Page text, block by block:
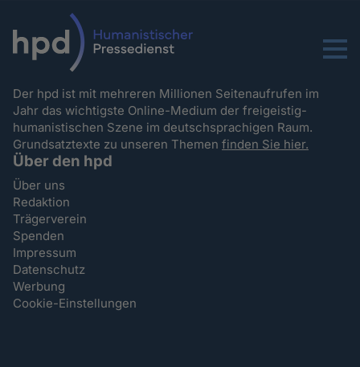
Menu
Der hpd ist mit mehreren Millionen Seitenaufrufen im
Jahr das wichtigste Online-Medium der freigeistig-
humanistischen Szene im deutschsprachigen Raum.
Grundsatztexte zu unseren Themenfinden Sie hier.
Über den hpd
Über uns
Redaktion
Trägerverein
Spenden
Impressum
Datenschutz
Werbung
Cookie-Einstellungen